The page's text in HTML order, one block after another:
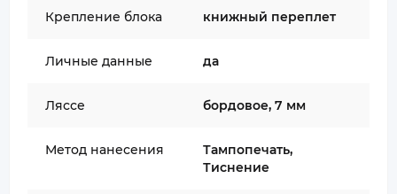
Крепление блока книжный переплет
Личные данные да
Ляссе бордовое, 7 мм
Метод нанесения
Тампопечать,
Тиснение